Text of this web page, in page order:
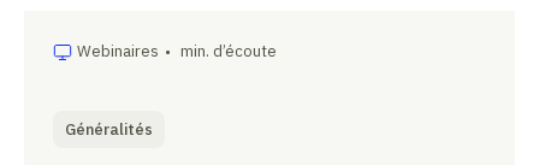
Webinaires • min. d’écoute
Généralités